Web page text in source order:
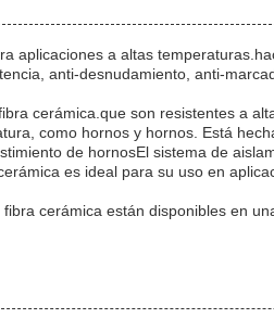
aplicaciones a altas
anti-desnudamiento, anti-
cerámica.que son resistentes a
como hornos y hornos. Está
de hornosEl sistema de
es ideal para su uso en
cerámica están disponibles en